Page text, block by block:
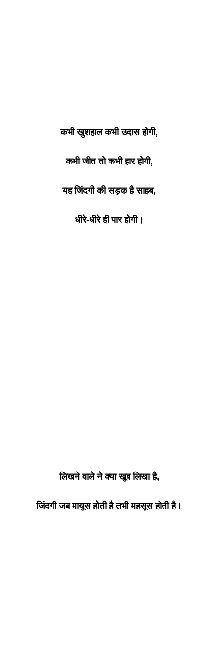
कभी खुशहाल कभी उदास होगी,
कभी जीत तो कभी हार होगी,
यह जिंदगी की सड़क है साहब,
धीरे-धीरे ही पार होगी।
लिखने वाले ने क्या खूब लिखा है,
जिंदगी जब मायूस होती है तभी महसूस होती है।